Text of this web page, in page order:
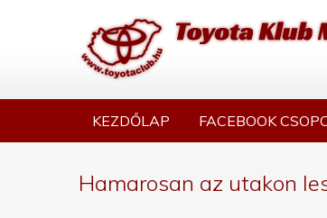
KEZDŐLAP FACEBOOK
Hamarosan az utakon